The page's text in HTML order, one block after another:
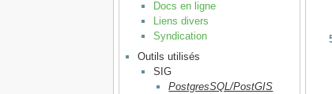
Docs en ligne
Liens divers
Syndication
Outils utilisés
SIG
PostgresSQL/PostGIS